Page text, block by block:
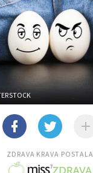
ZDRAVA KRAVA POSTALA